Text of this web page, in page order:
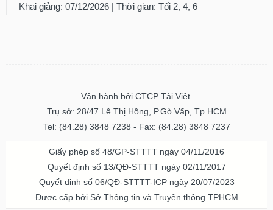
Khai giảng: 07/12/2026 | Thời gian: Tối 2, 4, 6
Vận hành bởi CTCP Tài Việt.
Trụ sở: 28/47 Lê Thị Hồng, P.Gò Vấp, Tp.HCM
Tel: (84.28) 3848 7238 - Fax: (84.28) 3848 7237
Giấy phép số 48/GP-STTTT ngày 04/11/2016
Quyết định số 13/QĐ-STTTT ngày 02/11/2017
Quyết định số 06/QĐ-STTTT-ICP ngày 20/07/2023
Được cấp bởi Sở Thông tin và Truyền thông TPHCM